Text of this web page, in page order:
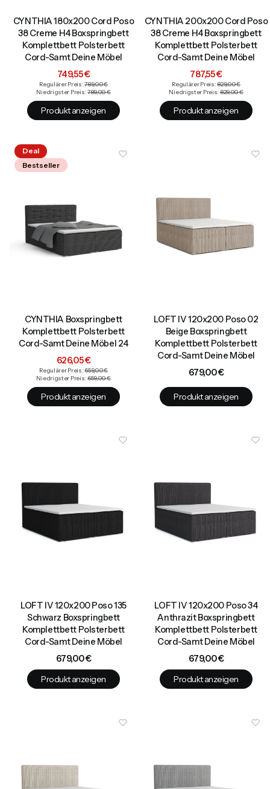
CYNTHIA 180x200 Cord Poso
38 Creme H4 Boxspringbett
Komplettbett Polsterbett
Cord-Samt Deine Möbel
Aktionspreis
749,55 €
Regulärer Preis: 789,00 €
Niedrigster Preis: 789,00 €
Produkt anzeigen
CYNTHIA 200x200 Cord Poso
38 Creme H4 Boxspringbett
Komplettbett Polsterbett
Cord-Samt Deine Möbel
Aktionspreis
787,55 €
Regulärer Preis: 829,00 €
Niedrigster Preis: 829,00 €
Produkt anzeigen
Deal
Bestseller
CYNTHIA Boxspringbett
Komplettbett Polsterbett
Cord-Samt Deine Möbel 24
Aktionspreis
626,05 €
Regulärer Preis: 659,00 €
Niedrigster Preis: 659,00 €
Produkt anzeigen
LOFT IV 120x200 Poso 02
Beige Boxspringbett
Komplettbett Polsterbett
Cord-Samt Deine Möbel
Preis
679,00 €
Produkt anzeigen
LOFT IV 120x200 Poso 135
Schwarz Boxspringbett
Komplettbett Polsterbett
Cord-Samt Deine Möbel
Preis
679,00 €
Produkt anzeigen
LOFT IV 120x200 Poso 34
Anthrazit Boxspringbett
Komplettbett Polsterbett
Cord-Samt Deine Möbel
Preis
679,00 €
Produkt anzeigen